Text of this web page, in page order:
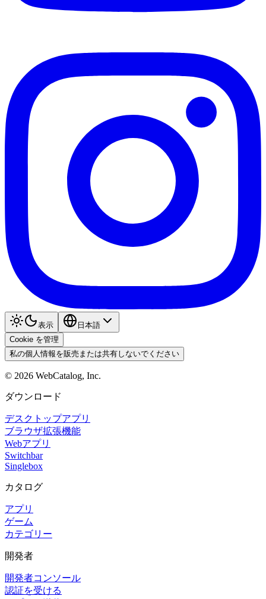
表示
日本語
Cookie を管理
私の個人情報を販売または共有しないでください
© 2026 WebCatalog, Inc.
ダウンロード
デスクトップアプリ
ブラウザ拡張機能
Webアプリ
Switchbar
Singlebox
カタログ
アプリ
ゲーム
カテゴリー
開発者
開発者コンソール
認証を受ける